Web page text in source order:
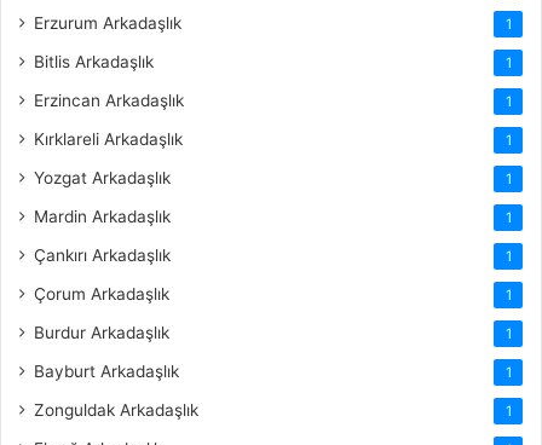
Erzurum Arkadaşlık 1
Bitlis Arkadaşlık 1
Erzincan Arkadaşlık 1
Kırklareli Arkadaşlık 1
Yozgat Arkadaşlık 1
Mardin Arkadaşlık 1
Çankırı Arkadaşlık 1
Çorum Arkadaşlık 1
Burdur Arkadaşlık 1
Bayburt Arkadaşlık 1
Zonguldak Arkadaşlık 1